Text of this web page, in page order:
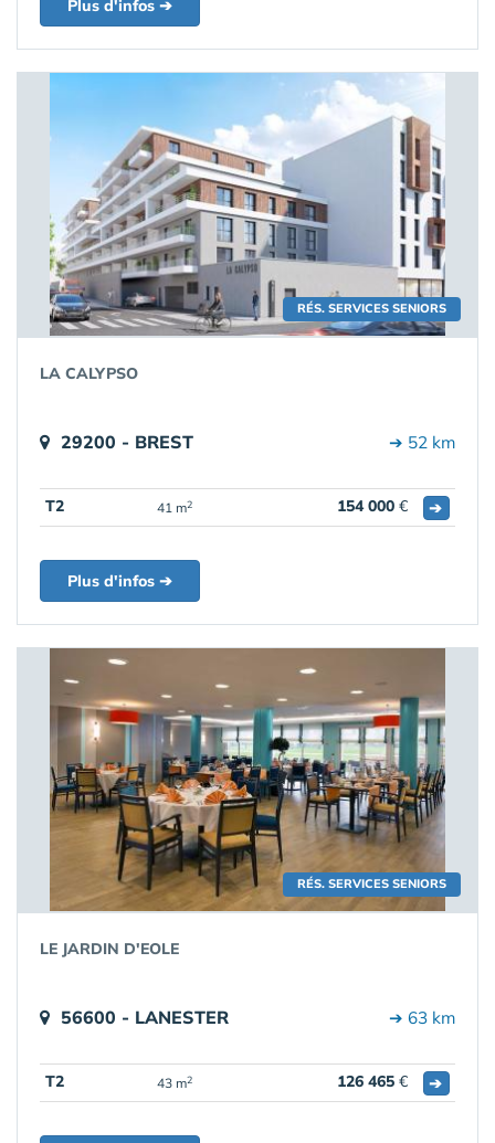
Plus d'infos ➔
RÉS. SERVICES SENIORS
LA CALYPSO
29200 - BREST ➔ 52 km
T2 41 m2 154 000 € ➔
Plus d'infos ➔
RÉS. SERVICES SENIORS
LE JARDIN D'EOLE
56600 - LANESTER ➔ 63 km
T2 43 m2 126 465 € ➔